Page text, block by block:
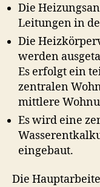
Die
Leitungen in
Die
werden
Es erfolgt ein
zentralen
mittlere
Es wird eine
eingebaut.
Die